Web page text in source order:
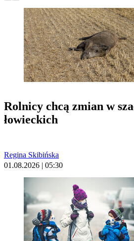
Rolnicy chcą zmian w
łowieckich
Regina Skibińska
01.08.2026 | 05:30